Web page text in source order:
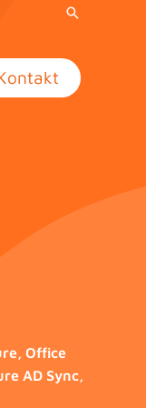
, Office
AD Sync,